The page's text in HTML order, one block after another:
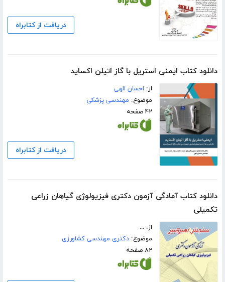
دریافت از کتابراه
دانلود کتاب ایمنی استریل با گاز اتیلن‌ اکساید
از: احسان الهی
موضوع: مهندسی پزشکی
۴۲ صفحه
دریافت از کتابراه
دانلود کتاب آمادگی آزمون دکتری فیزیولوژی گیاهان زراعی
تکمیلی
از: ...
موضوع:دکتری مهندسی کشاورزی
۸۲ صفحه